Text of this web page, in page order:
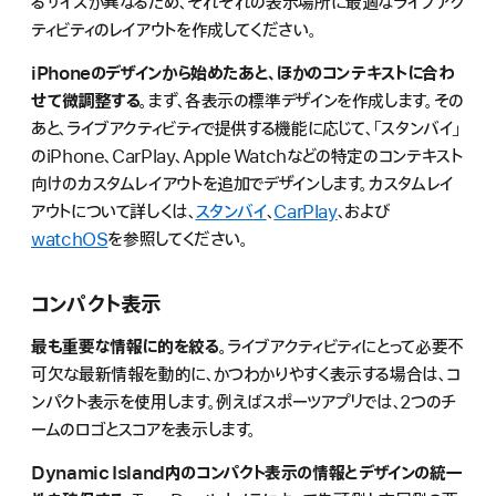
ティビティのレイアウトを作成してください。
iPhoneのデザインから始めたあと、ほかのコンテキストに合わ
せて微調整する。 まず、各表示の標準デザインを作成します。その
あと、ライブアクティビティで提供する機能に応じて、「スタンバイ」
のiPhone、CarPlay、Apple Watchなどの特定のコンテキスト
向けのカスタムレイアウトを追加でデザインします。カスタムレイ
アウトについて詳しくは、スタンバイ、CarPlay、および
watchOSを参照してください。
コンパクト表示
最も重要な情報に的を絞る。 ライブアクティビティにとって必要不
可欠な最新情報を動的に、かつわかりやすく表示する場合は、コ
ンパクト表示を使用します。例えばスポーツアプリでは、2つのチ
ームのロゴとスコアを表示します。
Dynamic Island内のコンパクト表示の情報とデザインの統一